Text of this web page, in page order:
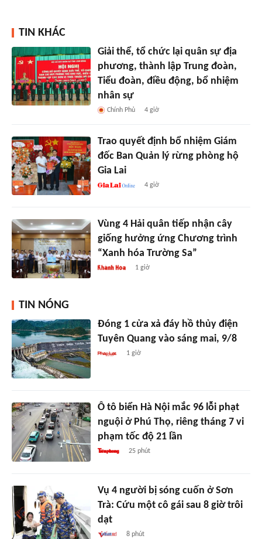
TIN KHÁC
Giải thể, tổ chức lại quân sự địa
phương, thành lập Trung đoàn,
Tiểu đoàn, điều động, bổ nhiệm
nhân sự
Chính Phủ 4 giờ
Trao quyết định bổ nhiệm Giám
đốc Ban Quản lý rừng phòng hộ
Gia Lai
4 giờ
Vùng 4 Hải quân tiếp nhận cây
giống hưởng ứng Chương trình
“Xanh hóa Trường Sa”
1 giờ
TIN NÓNG
Đóng 1 cửa xả đáy hồ thủy điện
Tuyên Quang vào sáng mai, 9/8
1 giờ
Ô tô biển Hà Nội mắc 96 lỗi phạt
nguội ở Phú Thọ, riêng tháng 7 vi
phạm tốc độ 21 lần
25 phút
Vụ 4 người bị sóng cuốn ở Sơn
Trà: Cứu một cô gái sau 8 giờ trôi
dạt
8 phút